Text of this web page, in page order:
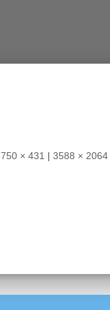
750 × 431 | 3588 × 2064